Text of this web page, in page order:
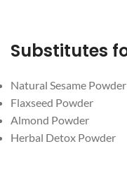
Natural Sesame Powder
Flaxseed Powder
Almond Powder
Herbal Detox Powder